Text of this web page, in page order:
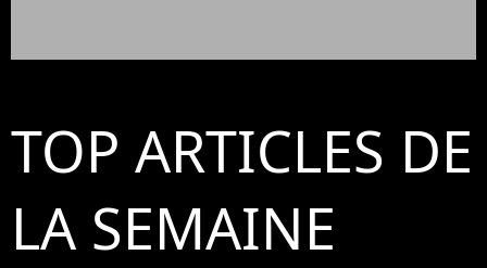
TOP ARTICLES DE
LA SEMAINE